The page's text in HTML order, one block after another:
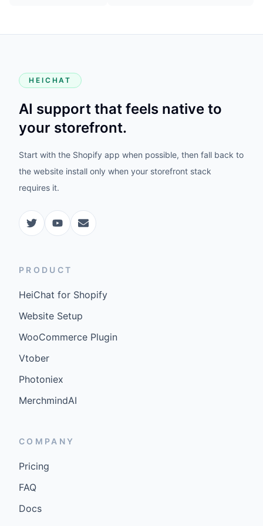
HEICHAT
AI support that feels native to
your storefront.
Start with the Shopify app when possible, then fall back to
the website install only when your storefront stack
requires it.
PRODUCT
HeiChat for Shopify
Website Setup
WooCommerce Plugin
Vtober
Photoniex
MerchmindAI
COMPANY
Pricing
FAQ
Docs